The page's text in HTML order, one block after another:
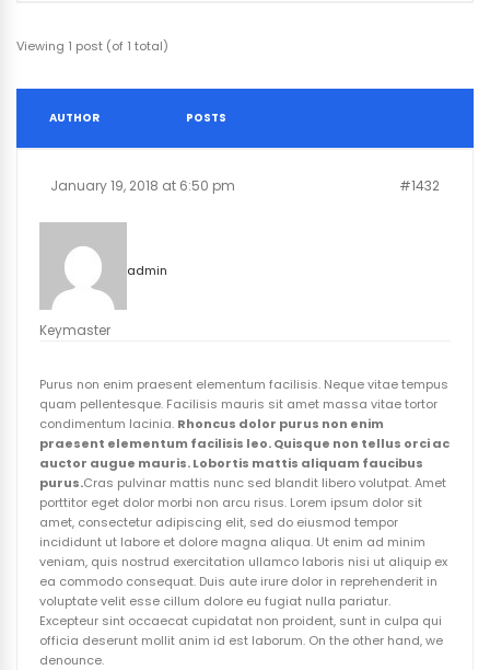
Viewing 1 post (of 1 total)
AUTHOR POSTS
January 19, 2018 at 6:50 pm #1432
admin
Keymaster
Purus non enim praesent elementum facilisis. Neque vitae tempus
quam pellentesque. Facilisis mauris sit amet massa vitae tortor
condimentum lacinia. Rhoncus dolor purus non enim
praesent elementum facilisis leo. Quisque non tellus orci ac
auctor augue mauris. Lobortis mattis aliquam faucibus
purus.Cras pulvinar mattis nunc sed blandit libero volutpat. Amet
porttitor eget dolor morbi non arcu risus. Lorem ipsum dolor sit
amet, consectetur adipiscing elit, sed do eiusmod tempor
incididunt ut labore et dolore magna aliqua. Ut enim ad minim
veniam, quis nostrud exercitation ullamco laboris nisi ut aliquip ex
ea commodo consequat. Duis aute irure dolor in reprehenderit in
voluptate velit esse cillum dolore eu fugiat nulla pariatur.
Excepteur sint occaecat cupidatat non proident, sunt in culpa qui
officia deserunt mollit anim id est laborum. On the other hand, we
denounce.